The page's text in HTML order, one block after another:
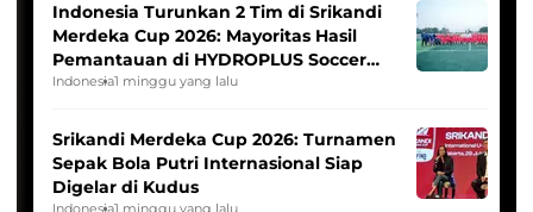
Indonesia Turunkan 2 Tim di Srikandi
Merdeka Cup 2026: Mayoritas Hasil
Pemantauan di HYDROPLUS Soccer
League
Indonesia1 minggu yang lalu
Srikandi Merdeka Cup 2026: Turnamen
Sepak Bola Putri Internasional Siap
Digelar di Kudus